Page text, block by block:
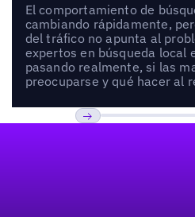
El comportamiento de
cambiando rápidamente,
del tráfico no apunta al
expertos en búsqueda local
pasando realmente, si las
preocuparse y qué hacer al